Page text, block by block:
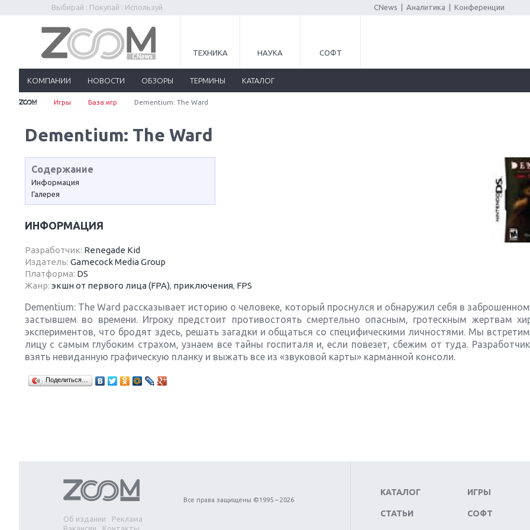
Выбирай : Покупай : Используй CNews Аналитика Конференции
ТЕХНИКА НАУКА СОФТ
КОМПАНИИ НОВОСТИ ОБЗОРЫ ТЕРМИНЫ КАТАЛОГ
Игры База игр Dementium: The Ward
Dementium: The Ward
Содержание
Информация
Галерея
ИНФОРМАЦИЯ
Разработчик: Renegade Kid
Издатель: Gamecock Media Group
Платформа: DS
Жанр: экшн от первого лица (FPA), приключения, FPS
Dementium: The Ward рассказывает историю о человеке, который проснулся и обнаружил себя в заброшенном
застывшем во времени. Игроку предстоит противостоять смертельно опасным, гротескным жертвам
экспериментов, что бродят здесь, решать загадки и общаться со специфическими личностями. Мы
лицу с самым глубоким страхом, узнаем все тайны госпиталя и, если повезет, сбежим от туда.
взять невиданную графическую планку и выжать все из «звуковой карты» карманной консоли.
Поделиться…
Next
Об издании
Реклама
Вакансии
Контакты
Все права защищены ©1995 – 2026
КАТАЛОГ
СТАТЬИ
ИГРЫ
СОФТ